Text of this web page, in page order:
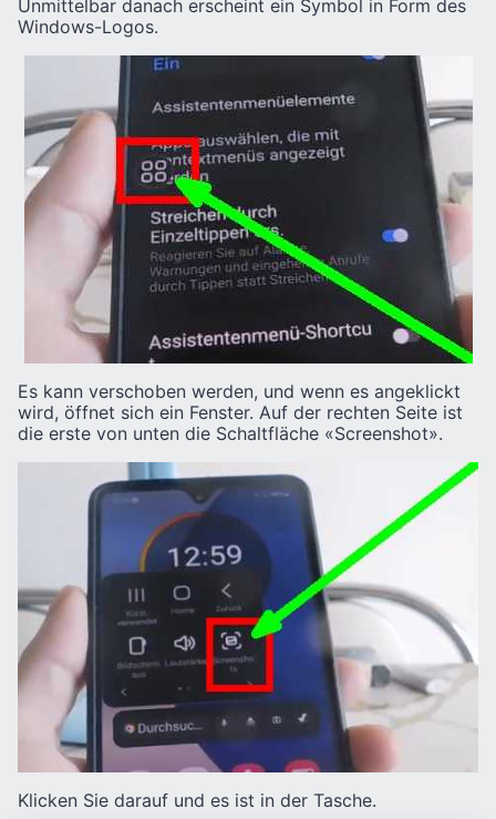
Unmittelbar danach erscheint ein Symbol in Form des
Windows-Logos.
Es kann verschoben werden, und wenn es angeklickt
wird, öffnet sich ein Fenster. Auf der rechten Seite ist
die erste von unten die Schaltfläche «Screenshot».
Klicken Sie darauf und es ist in der Tasche.